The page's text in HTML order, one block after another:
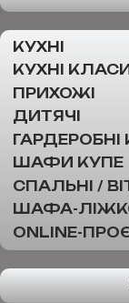
КУХНІ
КУХНІ
ПРИХОЖІ
ДИТЯЧІ
ГАРДЕРОБНІ
ШАФИ КУПЕ
СПАЛЬНІ /
ШАФА-
ONLINE-